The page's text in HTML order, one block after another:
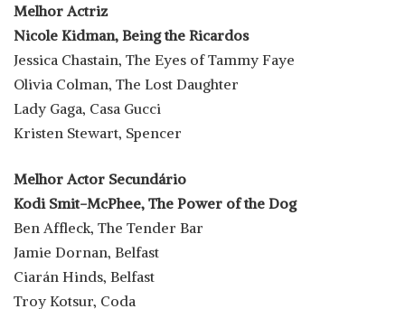
Melhor Actriz
Nicole Kidman, Being the Ricardos
Jessica Chastain, The Eyes of Tammy Faye
Olivia Colman, The Lost Daughter
Lady Gaga, Casa Gucci
Kristen Stewart, Spencer
Melhor Actor Secundário
Kodi Smit-McPhee, The Power of the Dog
Ben Affleck, The Tender Bar
Jamie Dornan, Belfast
Ciarán Hinds, Belfast
Troy Kotsur, Coda